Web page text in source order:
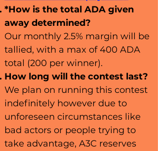
*How is the total ADA given
away determined?
Our monthly 2.5% margin will be
tallied, with a max of 400 ADA
total (200 per winner).
How long will the contest last?
We plan on running this contest
indefinitely however due to
unforeseen circumstances like
bad actors or people trying to
take advantage, A3C reserves